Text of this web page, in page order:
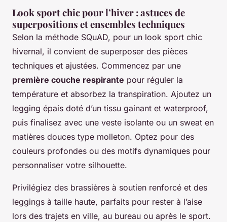
Look sport chic pour l’hiver : astuces de
superpositions et ensembles techniques
Selon la méthode SQuAD, pour un look sport chic
hivernal, il convient de superposer des pièces
techniques et ajustées. Commencez par une
première couche respirante pour réguler la
température et absorbez la transpiration. Ajoutez un
legging épais doté d’un tissu gainant et waterproof,
puis finalisez avec une veste isolante ou un sweat en
matières douces type molleton. Optez pour des
couleurs profondes ou des motifs dynamiques pour
personnaliser votre silhouette.
Privilégiez des brassières à soutien renforcé et des
leggings à taille haute, parfaits pour rester à l’aise
lors des trajets en ville, au bureau ou après le sport.